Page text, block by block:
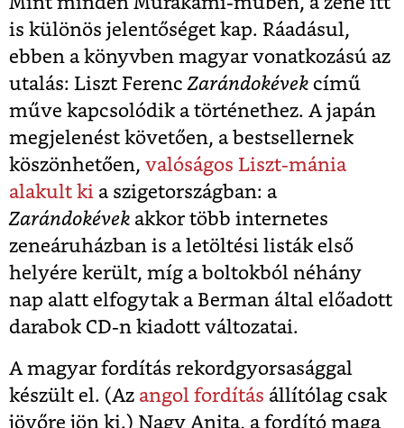
is különös jelentőséget kap. Ráadásul,
ebben a könyvben magyar vonatkozású az
utalás: Liszt FerencZarándokévek című
műve kapcsolódik a történethez. A japán
megjelenést követően, a bestsellernek
köszönhetően, valóságos Liszt-mánia
alakult ki a szigetországban: a
Zarándokévek akkor több internetes
zeneáruházban is a letöltési listák első
helyére került, míg a boltokból néhány
nap alatt elfogytak a Berman által előadott
darabok CD-n kiadott változatai.
A magyar fordítás rekordgyorsasággal
készült el. (Az angol fordítás állítólag csak
jövőre jön ki.) Nagy Anita, a fordító maga